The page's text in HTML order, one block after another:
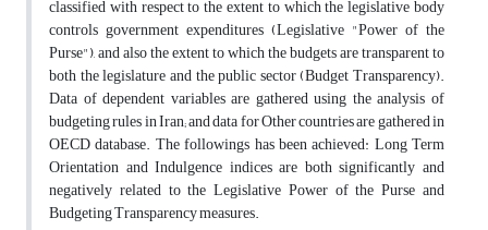
classified with respect to the extent to which the legislative body
controls government expenditures (Legislative "Power of the
Purse"), and also the extent to which the budgets are transparent to
both the legislature and the public sector (Budget Transparency).
Data of dependent variables are gathered using the analysis of
budgeting rules in Iran; and data for Other countries are gathered in
OECD database. The followings has been achieved: Long Term
Orientation and Indulgence indices are both significantly and
negatively related to the Legislative Power of the Purse and
Budgeting Transparency measures.